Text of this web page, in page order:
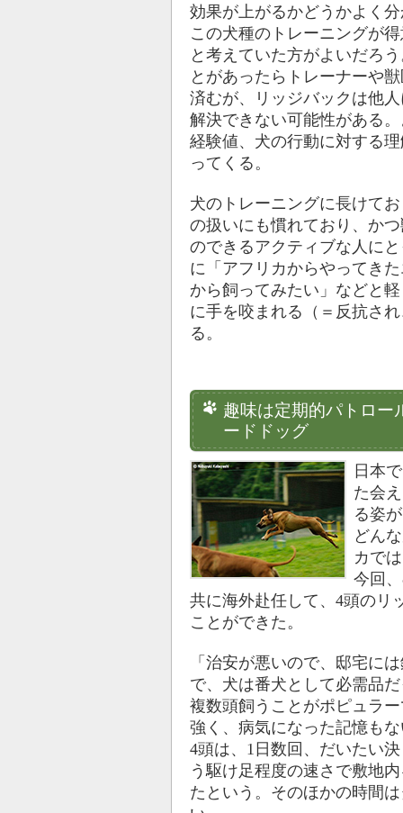
効果が上がるかどうかよく
この犬種のトレーニングが
と考えていた方がよいだろ
とがあったらトレーナーや
済むが、リッジバックは他
解決できない可能性がある
経験値、犬の行動に対する
ってくる。
犬のトレーニングに長けて
の扱いにも慣れており、か
のできるアクティブな人に
に「アフリカからやってき
から飼ってみたい」などと
に手を咬まれる（＝反抗さ
る。
趣味は定期的パトロー
ードドッグ
日本
た会
る姿
どん
カで
今回
共に海外赴任して、4頭のリ
ことができた。
「治安が悪いので、邸宅に
で、犬は番犬として必需品
複数頭飼うことがポピュラ
強く、病気になった記憶も
4頭は、1日数回、だいたい
う駆け足程度の速さで敷地
たという。そのほかの時間